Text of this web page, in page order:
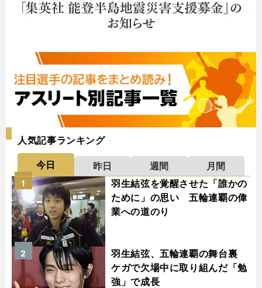
人気記事ランキング
今日 昨日 週間
月間
羽生結弦を覚醒させた「誰かの
ために」の思い 五輪連覇の偉
業への道のり
1
羽生結弦、五輪連覇の舞台裏
ケガで欠場中に取り組んだ「勉
強」で成長
2